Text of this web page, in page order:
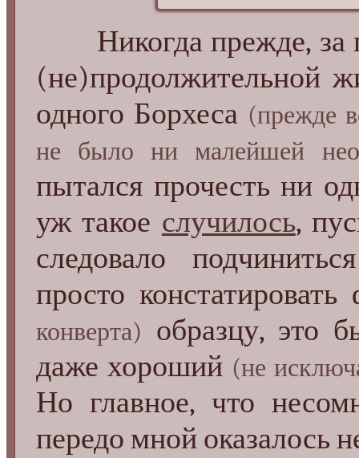
Никогда прежде, за
(не)продолжительной
одного Борхеса (прежде
не было ни малейшей
пытался прочесть ни
уж такое случилось,
следовало
просто
конверта) образцу, это
даже хороший (не
Но главное, что
передо мной оказалось